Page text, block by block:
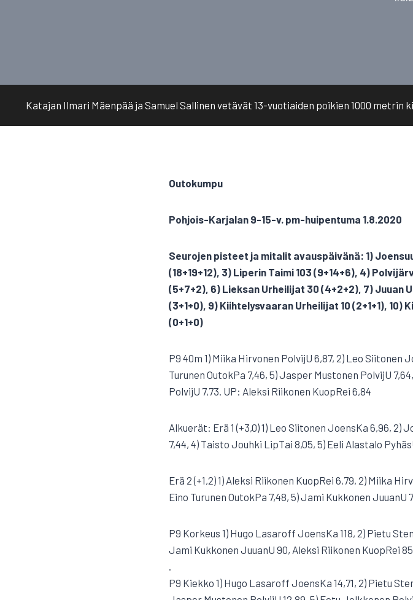
Katajan Ilmari Mäenpää ja Samuel Sallinen vetävät 13-vuotiaiden poikien 1000
Outokumpu
Pohjois-Karjalan 9-15-v. pm-huipentuma 1.8.2020
Seurojen pisteet ja mitalit avauspäivänä: 1)
(18+19+12), 3) Liperin Taimi 103 (9+14+6), 4)
(5+7+2), 6) Lieksan Urheilijat 30 (4+2+2), 7) Juuan
(3+1+0), 9) Kiihtelysvaaran Urheilijat 10 (2+1+1),
(0+1+0)
P9 40m 1) Miika Hirvonen PolvijU 6,87, 2) Leo Siitonen
Turunen OutokPa 7,46, 5) Jasper Mustonen PolvijU
PolvijU 7,73. UP: Aleksi Riikonen KuopRei 6,84
Alkuerät: Erä 1 (+3,0) 1) Leo Siitonen JoensKa 6,96, 2)
7,44, 4) Taisto Jouhki LipTai 8,05, 5) Eeli Alastalo
Erä 2 (+1,2) 1) Aleksi Riikonen KuopRei 6,79, 2) Miika
Eino Turunen OutokPa 7,48, 5) Jami Kukkonen JuuanU
P9 Korkeus 1) Hugo Lasaroff JoensKa 118, 2) Pietu
Jami Kukkonen JuuanU 90, Aleksi Riikonen KuopRei
.
P9 Kiekko 1) Hugo Lasaroff JoensKa 14,71, 2) Pietu